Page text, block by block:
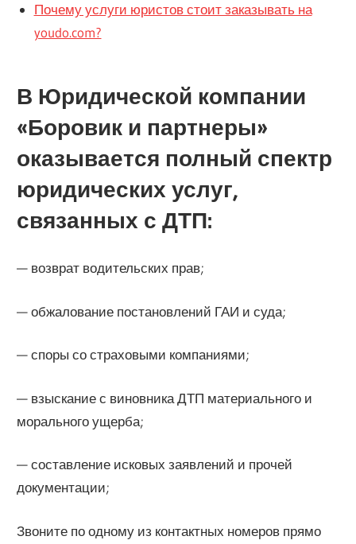
Почему услуги юристов стоит заказывать на
youdo.com?
В Юридической компании
«Боровик и партнеры»
оказывается полный спектр
юридических услуг,
связанных с ДТП:
— возврат водительских прав;
— обжалование постановлений ГАИ и суда;
— споры со страховыми компаниями;
— взыскание с виновника ДТП материального и
морального ущерба;
— составление исковых заявлений и прочей
документации;
Звоните по одному из контактных номеров прямо